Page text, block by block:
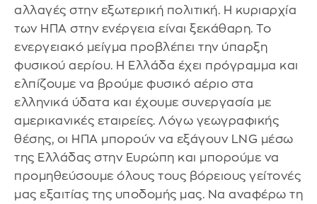
αλλαγές στην εξωτερική πολιτική. Η κυριαρχία
των ΗΠΑ στην ενέργεια είναι ξεκάθαρη. Το
ενεργειακό μείγμα προβλέπει την ύπαρξη
φυσικού αερίου. Η Ελλάδα έχει πρόγραμμα και
ελπίζουμε να βρούμε φυσικό αέριο στα
ελληνικά ύδατα και έχουμε συνεργασία με
αμερικανικές εταιρείες. Λόγω γεωγραφικής
θέσης, οι ΗΠΑ μπορούν να εξάγουν LNG μέσω
της Ελλάδας στην Ευρώπη και μπορούμε να
προμηθεύσουμε όλους τους βόρειους γείτονές
μας εξαιτίας της υποδομής μας. Να αναφέρω τη